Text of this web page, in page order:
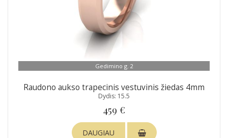
Gedimino g. 2
Raudono aukso trapecinis vestuvinis žiedas 4mm
Dydis: 15.5
459 €
DAUGIAU